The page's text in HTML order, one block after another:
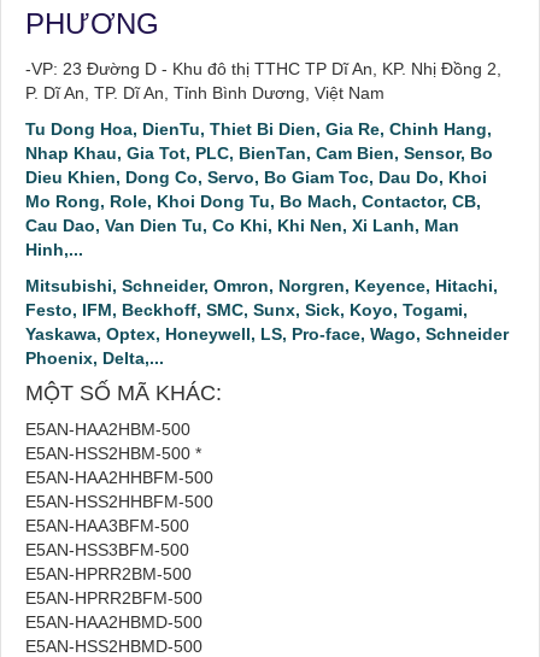
PHƯƠNG
-VP: 23 Đường D - Khu đô thị TTHC TP Dĩ An, KP. Nhị Đồng 2,
P. Dĩ An, TP. Dĩ An, Tỉnh Bình Dương, Việt Nam
Tu Dong Hoa, DienTu, Thiet Bi Dien, Gia Re, Chinh Hang,
Nhap Khau, Gia Tot, PLC, BienTan, Cam Bien, Sensor, Bo
Dieu Khien, Dong Co, Servo, Bo Giam Toc, Dau Do, Khoi
Mo Rong, Role, Khoi Dong Tu, Bo Mach, Contactor, CB,
Cau Dao, Van Dien Tu, Co Khi, Khi Nen, Xi Lanh, Man
Hinh,...
Mitsubishi, Schneider, Omron, Norgren, Keyence, Hitachi,
Festo, IFM, Beckhoff, SMC, Sunx, Sick, Koyo, Togami,
Yaskawa, Optex, Honeywell, LS, Pro-face, Wago, Schneider
Phoenix, Delta,...
MỘT SỐ MÃ KHÁC:
E5AN-HAA2HBM-500
E5AN-HSS2HBM-500 *
E5AN-HAA2HHBFM-500
E5AN-HSS2HHBFM-500
E5AN-HAA3BFM-500
E5AN-HSS3BFM-500
E5AN-HPRR2BM-500
E5AN-HPRR2BFM-500
E5AN-HAA2HBMD-500
E5AN-HSS2HBMD-500